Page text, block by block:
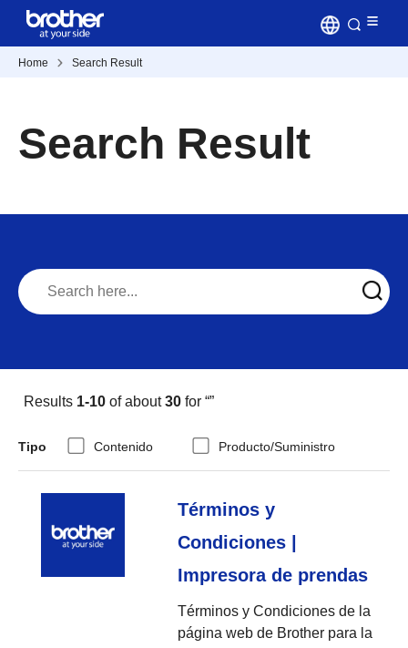
Home Search Result
Search Result
Results 1-10 of about30 for “”
Tipo Contenido Producto/Suministro
Términos y
Condiciones |
Impresora de prendas
Términos y Condiciones de la
página web de Brother para la